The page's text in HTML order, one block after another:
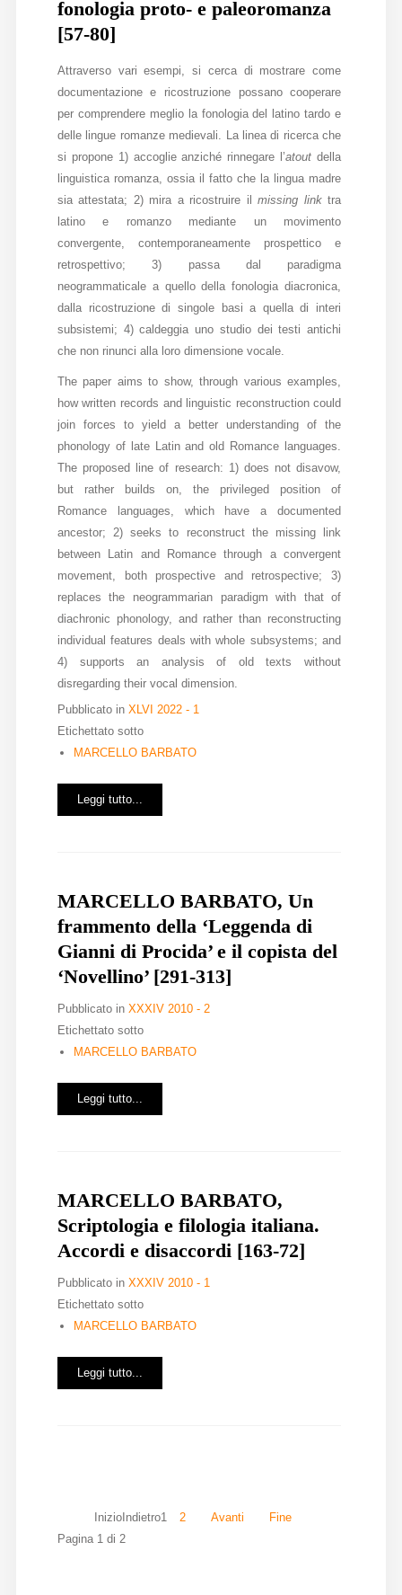
fonologia proto- e paleoromanza
[57-80]
Attraverso vari esempi, si cerca di mostrare come
documentazione e ricostruzione possano cooperare
per comprendere meglio la fonologia del latino tardo e
delle lingue romanze medievali. La linea di ricerca che
si propone 1) accoglie anziché rinnegare l’atout della
linguistica romanza, ossia il fatto che la lingua madre
sia attestata; 2) mira a ricostruire ilmissing linktra
latino e romanzo mediante un movimento
convergente, contemporaneamente prospettico e
retrospettivo; 3) passa dal paradigma
neogrammaticale a quello della fonologia diacronica,
dalla ricostruzione di singole basi a quella di interi
subsistemi; 4) caldeggia uno studio dei testi antichi
che non rinunci alla loro dimensione vocale.
The paper aims to show, through various examples,
how written records and linguistic reconstruction could
join forces to yield a better understanding of the
phonology of late Latin and old Romance languages.
The proposed line of research: 1) does not disavow,
but rather builds on, the privileged position of
Romance languages, which have a documented
ancestor; 2) seeks to reconstruct the missing link
between Latin and Romance through a convergent
movement, both prospective and retrospective; 3)
replaces the neogrammarian paradigm with that of
diachronic phonology, and rather than reconstructing
individual features deals with whole subsystems; and
4) supports an analysis of old texts without
disregarding their vocal dimension.
Pubblicato in XLVI 2022 - 1
Etichettato sotto
MARCELLO BARBATO
Leggi tutto...
MARCELLO BARBATO, Un
frammento della ‘Leggenda di
Gianni di Procida’ e il copista del
‘Novellino’ [291-313]
Pubblicato in XXXIV 2010 - 2
Etichettato sotto
MARCELLO BARBATO
Leggi tutto...
MARCELLO BARBATO,
Scriptologia e filologia italiana.
Accordi e disaccordi [163-72]
Pubblicato in XXXIV 2010 - 1
Etichettato sotto
MARCELLO BARBATO
Leggi tutto...
Inizio Indietro1 2 Avanti
Fine
Pagina 1 di 2